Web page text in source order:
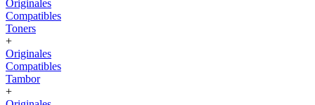
Originales
Compatibles
Toners
+
Originales
Compatibles
Tambor
+